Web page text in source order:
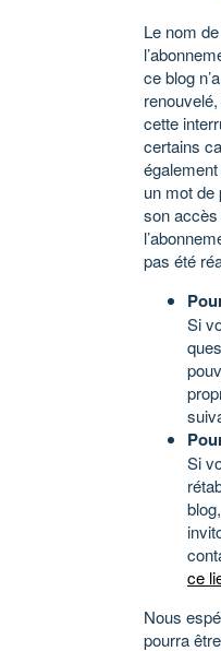
Le nom
ce blog
cette
certains
un mot de
son
pas été
Si
Si
ce
Nous
pourra